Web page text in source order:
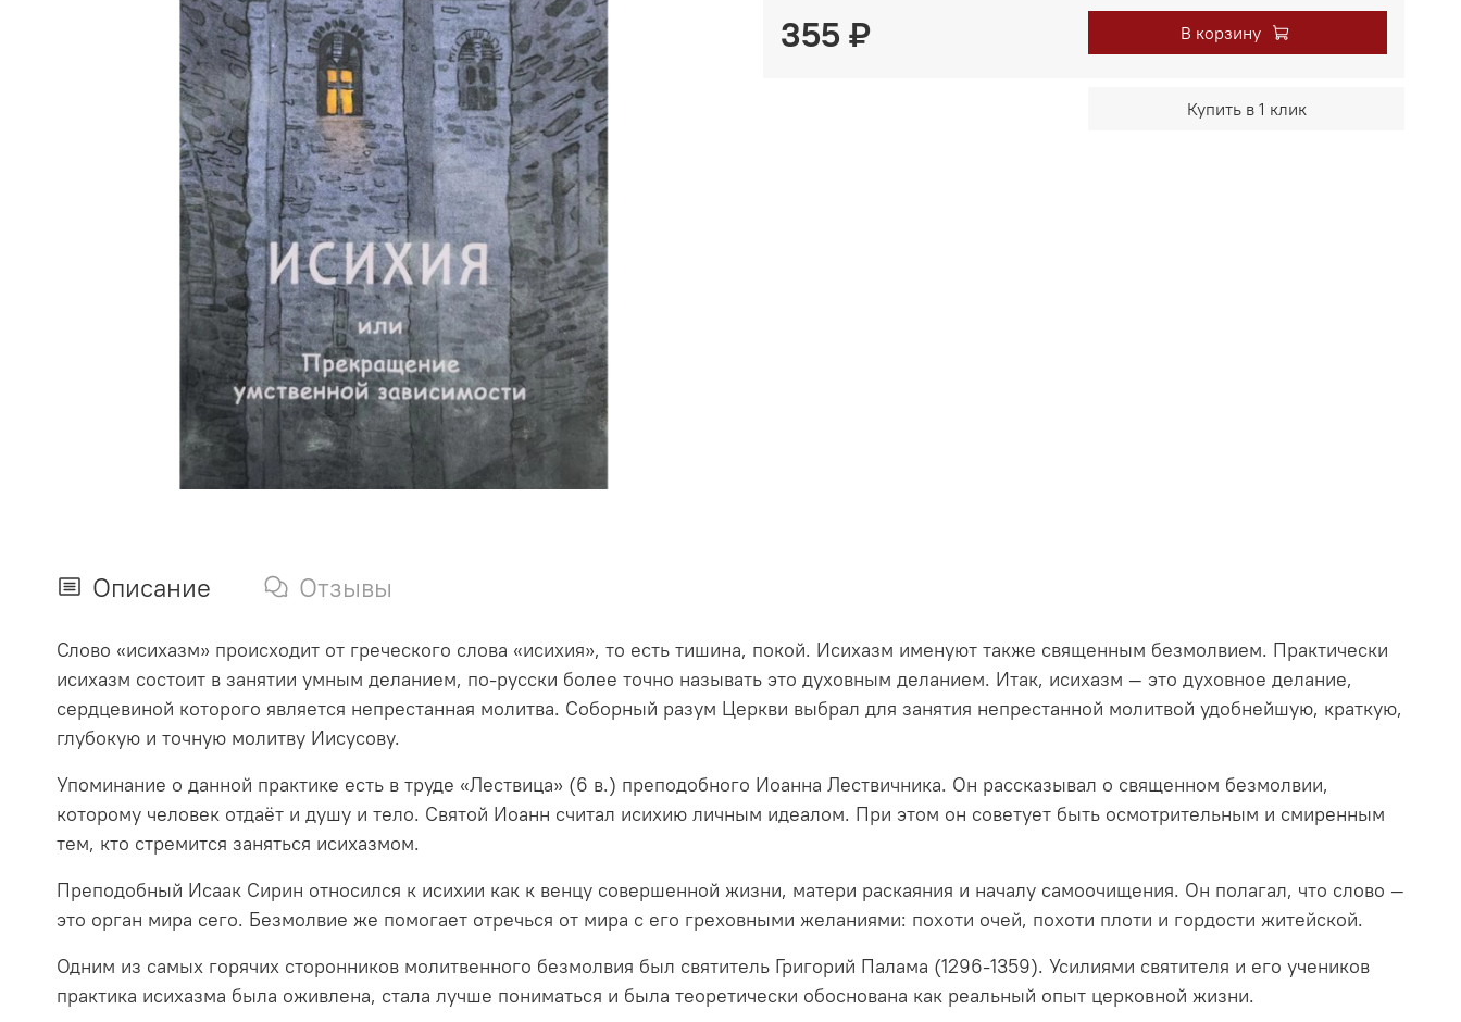
355 ₽ В корзину
Купить в 1 клик
Описание Отзывы
Слово «исихазм» происходит от греческого слова «исихия», то есть тишина, покой. Исихазм именуют также священным безмолвием. Практически
исихазм состоит в занятии умным деланием, по-русски более точно называть это духовным деланием. Итак, исихазм — это духовное делание,
сердцевиной которого является непрестанная молитва. Соборный разум Церкви выбрал для занятия непрестанной молитвой удобнейшую, краткую,
глубокую и точную молитву Иисусову.
Упоминание о данной практике есть в труде «Лествица» (6 в.) преподобного Иоанна Лествичника. Он рассказывал о священном безмолвии,
которому человек отдаёт и душу и тело. Святой Иоанн считал исихию личным идеалом. При этом он советует быть осмотрительным и смиренным
тем, кто стремится заняться исихазмом.
Преподобный Исаак Сирин относился к исихии как к венцу совершенной жизни, матери раскаяния и началу самоочищения. Он полагал, что слово —
это орган мира сего. Безмолвие же помогает отречься от мира с его греховными желаниями: похоти очей, похоти плоти и гордости житейской.
Одним из самых горячих сторонников молитвенного безмолвия был святитель Григорий Палама (1296-1359). Усилиями святителя и его учеников
практика исихазма была оживлена, стала лучше пониматься и была теоретически обоснована как реальный опыт церковной жизни.